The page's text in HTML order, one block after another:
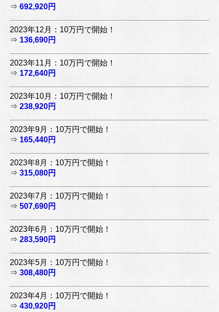
⇒ 692,920円
2023年12月：10万円で開始！
⇒ 136,690円
2023年11月：10万円で開始！
⇒ 172,640円
2023年10月：10万円で開始！
⇒ 238,920円
2023年9月：10万円で開始！
⇒ 165,440円
2023年8月：10万円で開始！
⇒ 315,080円
2023年7月：10万円で開始！
⇒ 507,690円
2023年6月：10万円で開始！
⇒ 283,590円
2023年5月：10万円で開始！
⇒ 308,480円
2023年4月：10万円で開始！
⇒ 430,920円